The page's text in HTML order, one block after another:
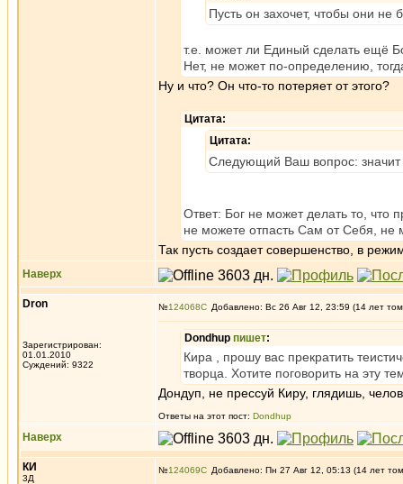
Пусть он захочет, чтобы они
т.е. может ли Единый сделать ещё
Нет, не может по-определению,
Ну и что? Он что-то потеряет от этого?
Цитата:
Цитата:
Следующий Ваш вопрос:
Ответ: Бог не может делать то,
не можете отпасть Сам от Себя, не
Так пусть создает совершенство, в
Наверх
Dron
Зарегистрирован:
01.01.2010
Суждений: 9322
№124068 Добавлено: Вс 26 Авг 12, 23:59 (14 лет
Dondhup пишет:
Кира , прошу вас прекратить
творца. Хотите поговорить на эту
Дондуп, не прессуй Киру, глядишь,
Ответы на этот пост: Dondhup
Наверх
КИ
3Д
№124069 Добавлено: Пн 27 Авг 12, 05:13 (14 лет